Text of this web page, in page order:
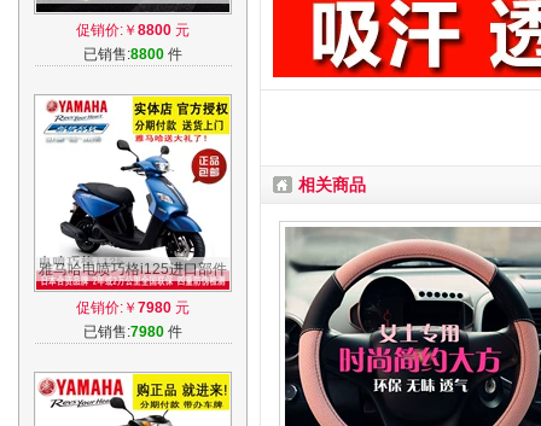
车液压升高车1吨2吨电瓶升降
堆高车铲车
促销价:￥ 8800 元
已销售:8800 件
雅马哈电喷巧格i125进口部件
踏板车摩托车小绵羊美团外卖
车YAMAHA
促销价:￥ 7980 元
已销售:7980 件
相关商品